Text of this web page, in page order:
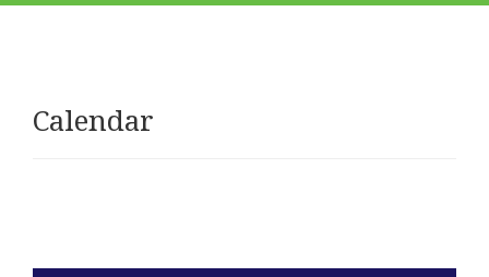
Calendar